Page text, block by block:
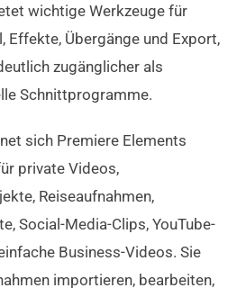
wichtige Werkzeuge für
Effekte, Übergänge und Export,
zugänglicher als
Schnittprogramme.
sich Premiere Elements
private Videos,
Reiseaufnahmen,
Social-Media-Clips, YouTube-
Business-Videos. Sie
importieren, bearbeiten,